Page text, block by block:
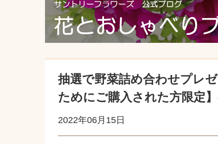
抽選で野菜詰め合わせプレ
ためにご購入された方限定
2022年06月15日